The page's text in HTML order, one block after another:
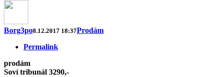
Borg3po8.12.2017 18:37Prodám
Permalink
prodám
Soví tribunál 3290,-